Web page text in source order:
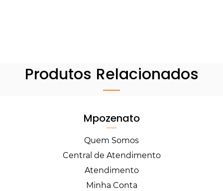
Produtos Relacionados
Mpozenato
Quem Somos
Central de Atendimento
Atendimento
Minha Conta